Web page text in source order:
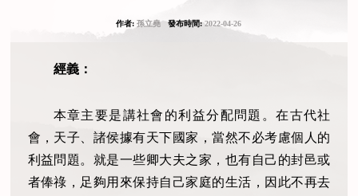
作者:孫立堯發布時間:2022-04-26
經義：
本章主要是講社會的利益分配問題。在古代社
會，天子、諸侯據有天下國家，當然不必考慮個人的
利益問題。就是一些卿大夫之家，也有自己的封邑或
者俸祿，足夠用來保持自己家庭的生活，因此不再去